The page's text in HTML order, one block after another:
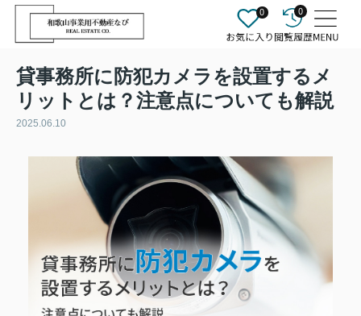
0 0
貸事務所に防犯カメラを設置するメ
リットとは？注意点についても解説
2025.06.10